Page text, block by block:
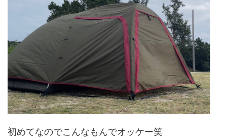
初めてなのでこんなもんでオッケー笑